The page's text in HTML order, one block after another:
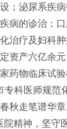
；泌尿系疾
病的诊治；
治疗及妇科肿
资产六亿余
药物临床试
专科医师规范
走笔谱华章
院精神，坚守